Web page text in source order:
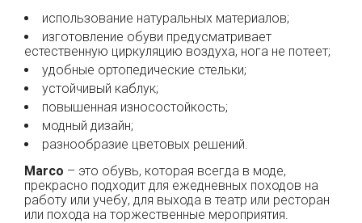
использование натуральных материалов;
изготовление обуви предусматривает
естественную циркуляцию воздуха, нога не потеет;
удобные ортопедические стельки;
устойчивый каблук;
повышенная износостойкость;
модный дизайн;
разнообразие цветовых решений.
Marco – это обувь, которая всегда в моде,
прекрасно подходит для ежедневных походов на
работу или учебу, для выхода в театр или ресторан
или похода на торжественные мероприятия.